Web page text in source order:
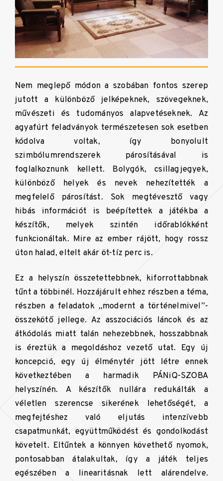
Nem meglepő módon a szobában fontos szerep
jutott a különböző jelképeknek, szövegeknek,
művészeti és tudományos alapvetéseknek. Az
agyafúrt feladványok természetesen sok esetben
kódolva voltak, így bonyolult
szimbólumrendszerek párosításával is
foglalkoznunk kellett. Bolygók, csillagjegyek,
különböző helyek és nevek nehezítették a
megfelelő párosítást. Sok megtévesztő vagy
hibás információt is beépítettek a játékba a
készítők, melyek szintén időrablókként
funkcionáltak. Mire az ember rájött, hogy rossz
úton halad, eltelt akár öt-tíz perc is.
Ez a helyszín összetettebbnek, kiforrottabbnak
tűnt a többinél. Hozzájárult ehhez részben a téma,
részben a feladatok „modernt a történelmivel”-
összekötő jellege. Az asszociációs láncok és az
átkódolás miatt talán nehezebbnek, hosszabbnak
is éreztük a megoldáshoz vezető utat. Egy új
koncepció, egy új élménytér jött létre ennek
következtében a harmadik PÁNiQ-SZOBA
helyszínén. A készítők nullára redukálták a
véletlen szerencse sikerének lehetőségét, a
megfejtéshez való eljutás intenzívebb
csapatmunkát, együttműködést és gondolkodást
követelt. Eltűntek a könnyen követhető nyomok,
pontosabban átalakultak, így a játék teljes
egészében a linearitásnak lett alárendelve.